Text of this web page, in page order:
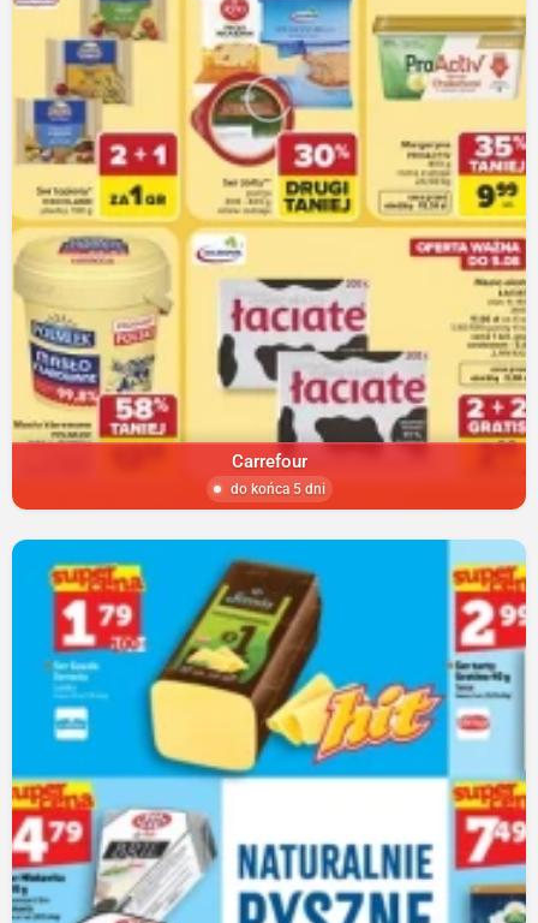
Carrefour
do końca 5 dni